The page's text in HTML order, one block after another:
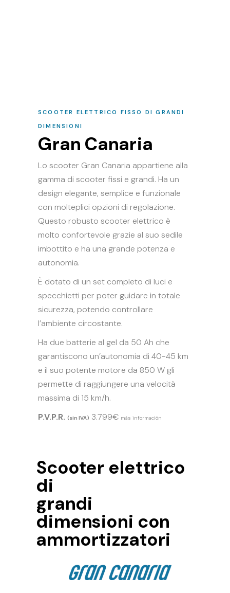
SCOOTER ELETTRICO FISSO DI GRANDI
DIMENSIONI
Gran Canaria
Lo scooter Gran Canaria appartiene alla
gamma di scooter fissi e grandi. Ha un
design elegante, semplice e funzionale
con molteplici opzioni di regolazione.
Questo robusto scooter elettrico è
molto confortevole grazie al suo sedile
imbottito e ha una grande potenza e
autonomia.
È dotato di un set completo di luci e
specchietti per poter guidare in totale
sicurezza, potendo controllare
l’ambiente circostante.
Ha due batterie al gel da 50 Ah che
garantiscono un’autonomia di 40-45 km
e il suo potente motore da 850 W gli
permette di raggiungere una velocità
massima di 15 km/h.
P.V.P.R. (sin IVA) 3.799€ más información
Scooter elettrico
di
grandi
dimensioni con
ammortizzatori